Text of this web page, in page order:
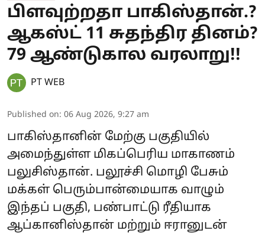
பிளவுற்றதா பாகிஸ்தான்.?
ஆகஸ்ட் 11 சுதந்திர தினம்?
79 ஆண்டுகால வரலாறு!!
PT WEB
Published on: 06 Aug 2026, 9:27 am
பாகிஸ்தானின் மேற்கு பகுதியில்
அமைந்துள்ள மிகப்பெரிய மாகாணம்
பலுசிஸ்தான். பலூச்சி மொழி பேசும்
மக்கள் பெரும்பான்மையாக வாழும்
இந்தப் பகுதி, பண்பாட்டு ரீதியாக
ஆப்கானிஸ்தான் மற்றும் ஈரானுடன்